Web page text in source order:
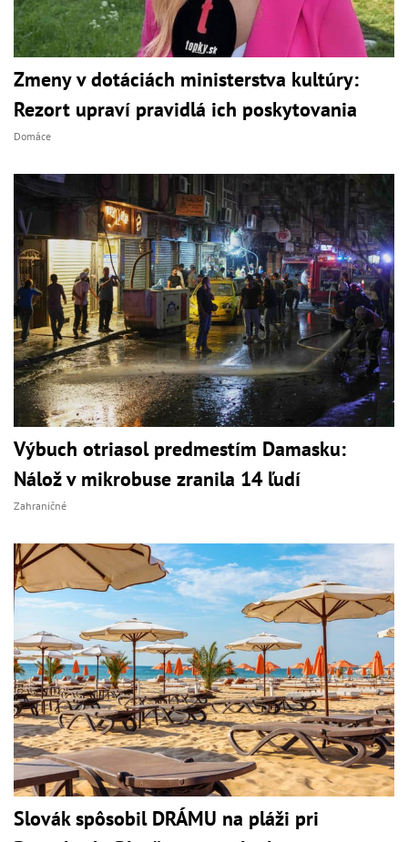
Zmeny v dotáciách ministerstva kultúry:
Rezort upraví pravidlá ich poskytovania
Domáce
Výbuch otriasol predmestím Damasku:
Nálož v mikrobuse zranila 14 ľudí
Zahraničné
Slovák spôsobil DRÁMU na pláži pri